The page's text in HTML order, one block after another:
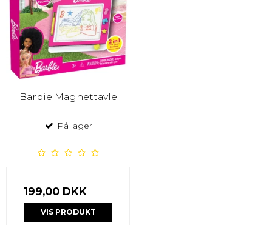
Barbie Magnettavle
På lager
199,00 DKK
VIS PRODUKT